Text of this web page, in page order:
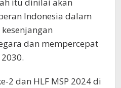
itu dinilai akan
Indonesia dalam
dan mempercepat
2 dan HLF MSP 2024 di